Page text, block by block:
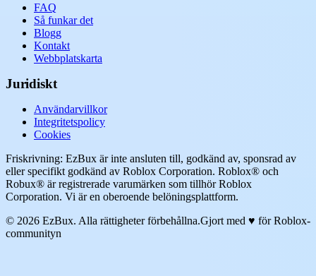
FAQ
Så funkar det
Blogg
Kontakt
Webbplatskarta
Juridiskt
Användarvillkor
Integritetspolicy
Cookies
Friskrivning: EzBux är inte ansluten till, godkänd av, sponsrad av
eller specifikt godkänd av Roblox Corporation. Roblox® och
Robux® är registrerade varumärken som tillhör Roblox
Corporation. Vi är en oberoende belöningsplattform.
© 2026 EzBux. Alla rättigheter förbehållna.Gjort med ♥ för Roblox-
communityn